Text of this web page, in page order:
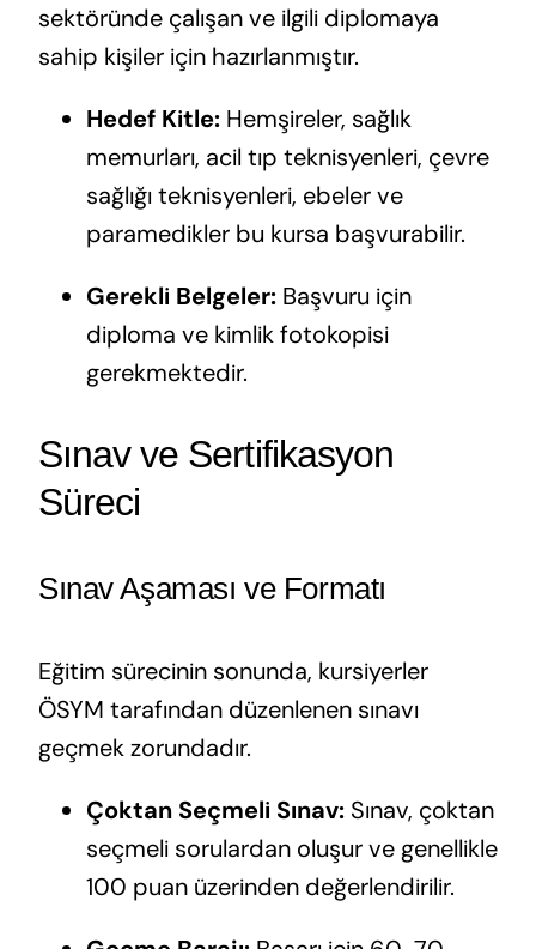
sektöründe çalışan ve ilgili diplomaya
sahip kişiler için hazırlanmıştır.
Hedef Kitle:Hemşireler, sağlık
memurları, acil tıp teknisyenleri, çevre
sağlığı teknisyenleri, ebeler ve
paramedikler bu kursa başvurabilir.
Gerekli Belgeler:Başvuru için
diploma ve kimlik fotokopisi
gerekmektedir.
Sınav ve Sertifikasyon
Süreci
Sınav Aşaması ve Formatı
Eğitim sürecinin sonunda, kursiyerler
ÖSYM tarafından düzenlenen sınavı
geçmek zorundadır.
Çoktan Seçmeli Sınav:Sınav, çoktan
seçmeli sorulardan oluşur ve genellikle
100 puan üzerinden değerlendirilir.